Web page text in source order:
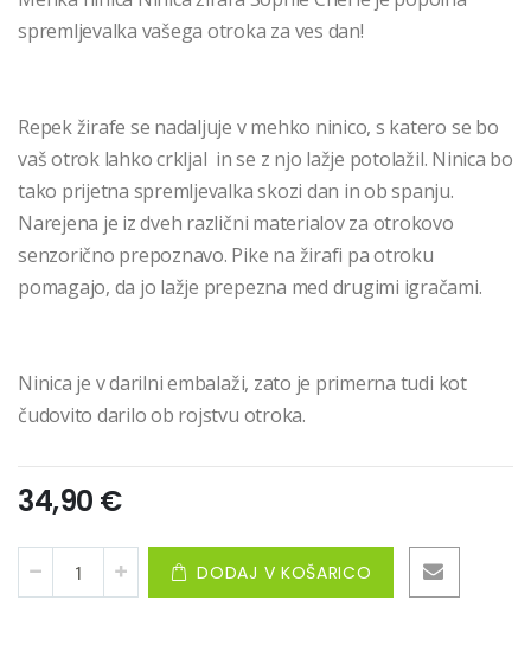
spremljevalka vašega otroka za ves dan!
Repek žirafe se nadaljuje vmehko ninico, s katero se bo
vaš otrok lahko crkljal in se z njo lažje potolažil. Ninica bo
tako prijetna spremljevalka skozi dan in ob spanju.
Narejena je iz dveh različni materialov za otrokovo
senzorično prepoznavo. Pike na žirafi pa otroku
pomagajo, da jo lažje prepezna med drugimi igračami.
Ninica je v darilni embalaži, zato je primerna tudi kot
čudovito darilo ob rojstvu otroka.
34,90 €
DODAJ V KOŠARICO